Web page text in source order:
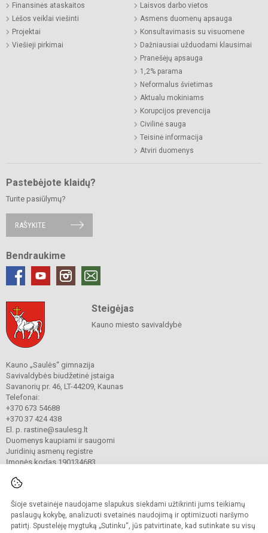
Šioje svetainėje naudojame slapukus siekdami užtikrinti jums teikiamų
paslaugų kokybę, analizuoti svetainės naudojimą ir optimizuoti naršymo
patirtį. Spustelėję mygtuką „Sutinku“, jūs patvirtinate, kad sutinkate su visų
Finansinės ataskaitos
Lėšos veiklai viešinti
Projektai
Viešieji pirkimai
Laisvos darbo vietos
Asmens duomenų apsauga
Konsultavimasis su visuomene
Dažniausiai užduodami klausimai
Pranešėjų apsauga
1,2% parama
Neformalus švietimas
Aktualu mokiniams
Korupcijos prevencija
Civilinė sauga
Teisinė informacija
Atviri duomenys
Pastebėjote klaidų?
Turite pasiūlymų?
RAŠYKITE
Bendraukime
Steigėjas
Kauno miesto savivaldybė
Kauno „Saulės“ gimnazija
Savivaldybės biudžetinė įstaiga
Savanorių pr. 46, LT-44209, Kaunas
Telefonai:
+370 673 54688
+370 37 424 438
El. p. rastine@saulesg.lt
Duomenys kaupiami ir saugomi
Juridinių asmenų registre
Įmonės kodas 190134683
© 2023 Kauno „Saulės“ gimnazija. Visos teisės saugomos.
Kopijuoti turinį be raštiško gimnazijos sutikimo griežtai draudžiama.
Prieinamumo paraiška Slapukų valdymas